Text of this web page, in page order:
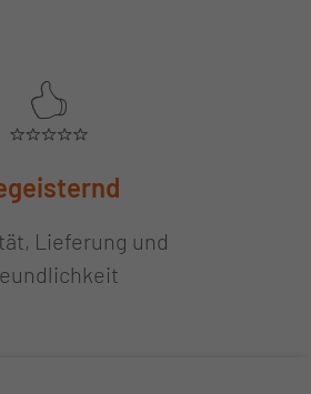
Lieferung und